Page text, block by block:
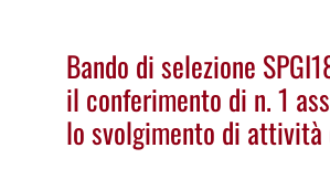
Bando di selezione
il conferimento di n. 1
lo svolgimento di